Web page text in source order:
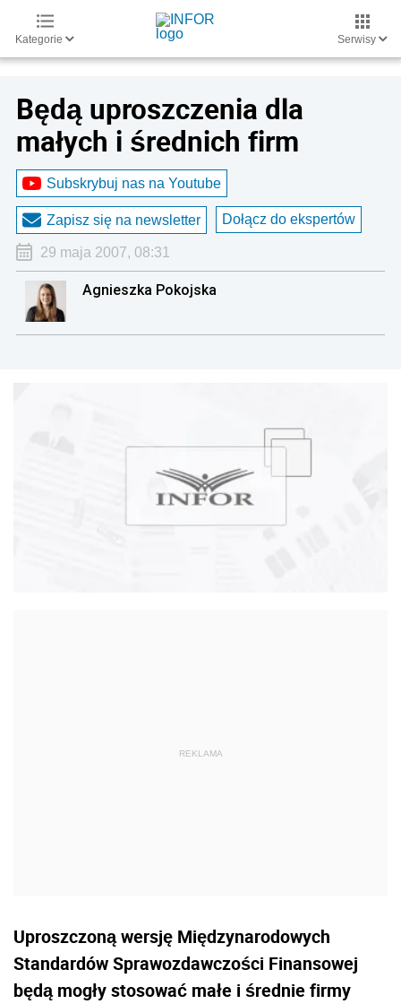
Kategorie Serwisy
Będą uproszczenia dla
małych i średnich firm
Subskrybuj nas na Youtube
Zapisz się na newsletter Dołącz do ekspertów
29 maja 2007, 08:31
Agnieszka Pokojska
Uproszczoną wersję Międzynarodowych
Standardów Sprawozdawczości Finansowej
będą mogły stosować małe i średnie firmy